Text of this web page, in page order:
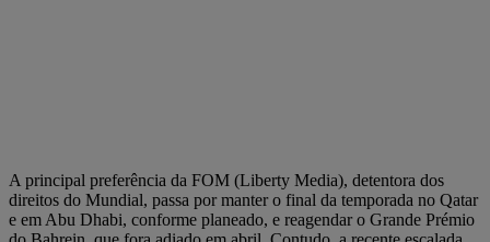
A principal preferência da FOM (Liberty Media), detentora dos
direitos do Mundial, passa por manter o final da temporada no Qatar
e em Abu Dhabi, conforme planeado, e reagendar o Grande Prémio